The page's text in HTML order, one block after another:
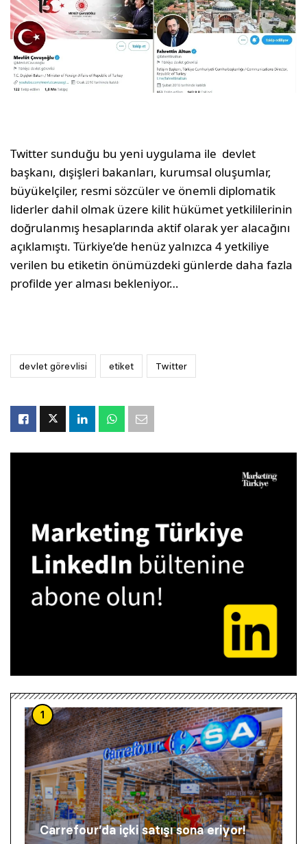
Twitter sunduğu bu yeni uygulama ile devlet
başkanı, dışişleri bakanları, kurumsal oluşumlar,
büyükelçiler, resmi sözcüler ve önemli diplomatik
liderler dahil olmak üzere kilit hükümet yetkililerinin
doğrulanmış hesaplarında aktif olarak yer alacağını
açıklamıştı. Türkiye’de henüz yalnızca 4 yetkiliye
verilen bu etiketin önümüzdeki günlerde daha fazla
profilde yer alması bekleniyor…
devlet görevlisi etiket Twitter
1
Carrefour’da içki satışı sona eriyor!